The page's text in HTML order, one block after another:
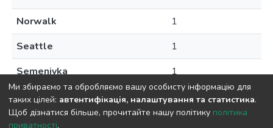
Norwalk
1
Seattle
1
Semenivka
1
Ми збираємо та обробляємо вашу особисту інформацію для
таких цілей: автентифікація, налаштування та статистика.
Щоб дізнатися більше, прочитайте нашу політику політика
приватності.